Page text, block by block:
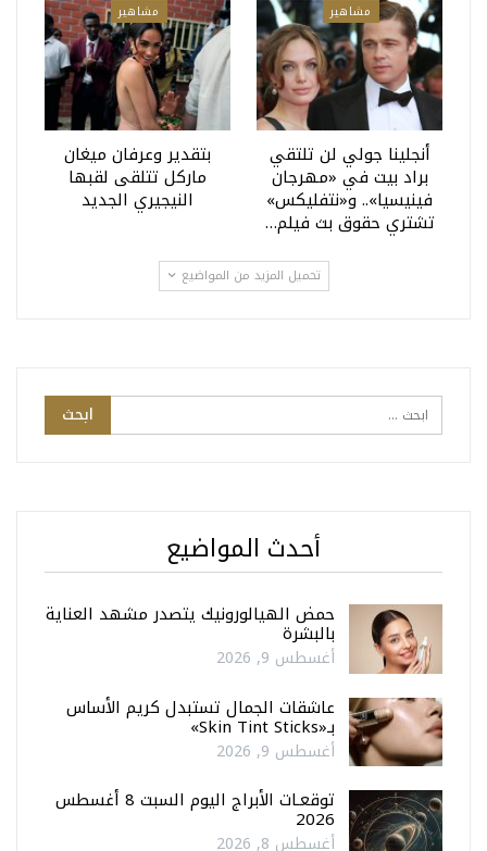
مشاهير
أنجلينا جولي لن تلتقي
براد بيت في «مهرجان
فينيسيا».. و«نتفليكس»
تشتري حقوق بث فيلم…
مشاهير
بتقدير وعرفان ميغان
ماركل تتلقى لقبها
النيجيري الجديد
تحميل المزيد من المواضيع
أحدث المواضيع
حمض الهيالورونيك يتصدر مشهد العناية
بالبشرة
أغسطس 9, 2026
عاشقات الجمال تستبدل كريم الأساس
بـ«Skin Tint Sticks»
أغسطس 9, 2026
توقعـات الأبراج اليوم السبت 8 أغسطس
2026
أغسطس 8, 2026